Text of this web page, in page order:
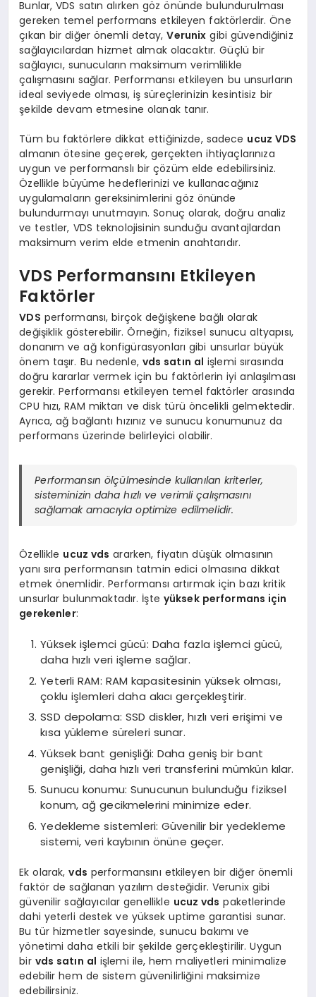
Bunlar, VDS satın alırken göz önünde bulundurulması
gereken temel performans etkileyen faktörlerdir. Öne
çıkan bir diğer önemli detay,Verunix gibi güvendiğiniz
sağlayıcılardan hizmet almak olacaktır. Güçlü bir
sağlayıcı, sunucuların maksimum verimlilikle
çalışmasını sağlar. Performansı etkileyen bu unsurların
ideal seviyede olması, iş süreçlerinizin kesintisiz bir
şekilde devam etmesine olanak tanır.
Tüm bu faktörlere dikkat ettiğinizde, sadece ucuz VDS
almanın ötesine geçerek, gerçekten ihtiyaçlarınıza
uygun ve performanslı bir çözüm elde edebilirsiniz.
Özellikle büyüme hedeflerinizi ve kullanacağınız
uygulamaların gereksinimlerini göz önünde
bulundurmayı unutmayın. Sonuç olarak, doğru analiz
ve testler, VDS teknolojisinin sunduğu avantajlardan
maksimum verim elde etmenin anahtarıdır.
VDS Performansını Etkileyen
Faktörler
VDS performansı, birçok değişkene bağlı olarak
değişiklik gösterebilir. Örneğin, fiziksel sunucu altyapısı,
donanım ve ağ konfigürasyonları gibi unsurlar büyük
önem taşır. Bu nedenle, vds satın al işlemi sırasında
doğru kararlar vermek için bu faktörlerin iyi anlaşılması
gerekir. Performansı etkileyen temel faktörler arasında
CPU hızı, RAM miktarı ve disk türü öncelikli gelmektedir.
Ayrıca, ağ bağlantı hızınız ve sunucu konumunuz da
performans üzerinde belirleyici olabilir.
Performansın ölçülmesinde kullanılan kriterler,
sisteminizin daha hızlı ve verimli çalışmasını
sağlamak amacıyla optimize edilmelidir.
Özellikle ucuz vds ararken, fiyatın düşük olmasının
yanı sıra performansın tatmin edici olmasına dikkat
etmek önemlidir. Performansı artırmak için bazı kritik
unsurlar bulunmaktadır. İşte yüksek performans için
gerekenler:
Yüksek işlemci gücü: Daha fazla işlemci gücü,
daha hızlı veri işleme sağlar.
Yeterli RAM: RAM kapasitesinin yüksek olması,
çoklu işlemleri daha akıcı gerçekleştirir.
SSD depolama: SSD diskler, hızlı veri erişimi ve
kısa yükleme süreleri sunar.
Yüksek bant genişliği: Daha geniş bir bant
genişliği, daha hızlı veri transferini mümkün kılar.
Sunucu konumu: Sunucunun bulunduğu fiziksel
konum, ağ gecikmelerini minimize eder.
Yedekleme sistemleri: Güvenilir bir yedekleme
sistemi, veri kaybının önüne geçer.
Ek olarak,vds performansını etkileyen bir diğer önemli
faktör de sağlanan yazılım desteğidir. Verunix gibi
güvenilir sağlayıcılar genellikle ucuz vds paketlerinde
dahi yeterli destek ve yüksek uptime garantisi sunar.
Bu tür hizmetler sayesinde, sunucu bakımı ve
yönetimi daha etkili bir şekilde gerçekleştirilir. Uygun
bir vds satın al işlemi ile, hem maliyetleri minimalize
edebilir hem de sistem güvenilirliğini maksimize
edebilirsiniz.